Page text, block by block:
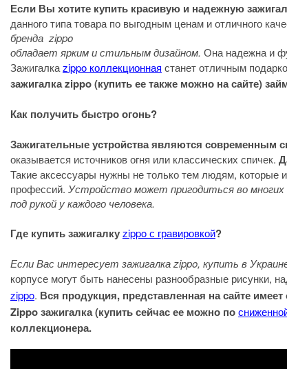
Если Вы хотите купить красивую и надежную
данного типа товара по выгодным ценам и отличного
бренда zippo
обладает ярким и стильным дизайном. Она надежна и
Зажигалкаzippo коллекционная станет отличным
зажигалка zippo (купить ее также можно на сайте)
Как получить быстро огонь?
Зажигательные устройства являются современным
оказывается источников огня или классических спичек.
Такие аксессуары нужны не только тем людям, которые
профессий. Устройство может пригодиться во
под рукой у каждого человека.
Где купить зажигалкуzippo с гравировкой?
Если Вас интересует зажигалка zippo, купить в
корпусе могут быть нанесены разнообразные рисунки,
zippo. Вся продукция, представленная на сайте
Zippo зажигалка (купить сейчас ее можно по
коллекционера.